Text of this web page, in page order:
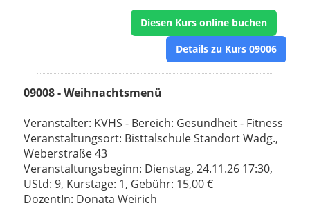
Diesen Kurs online buchen
Details zu Kurs 09006
09008 - Weihnachtsmenü
Veranstalter: KVHS - Bereich: Gesundheit - Fitness
Veranstaltungsort: Bisttalschule Standort Wadg.,
Weberstraße 43
Veranstaltungsbeginn: Dienstag, 24.11.26 17:30,
UStd: 9, Kurstage: 1, Gebühr: 15,00 €
DozentIn: Donata Weirich